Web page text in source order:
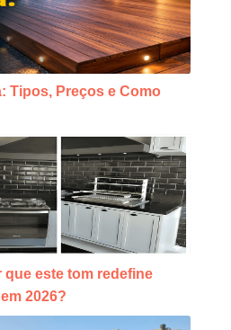
Tipos, Preços e Como
que este tom redefine
2026?